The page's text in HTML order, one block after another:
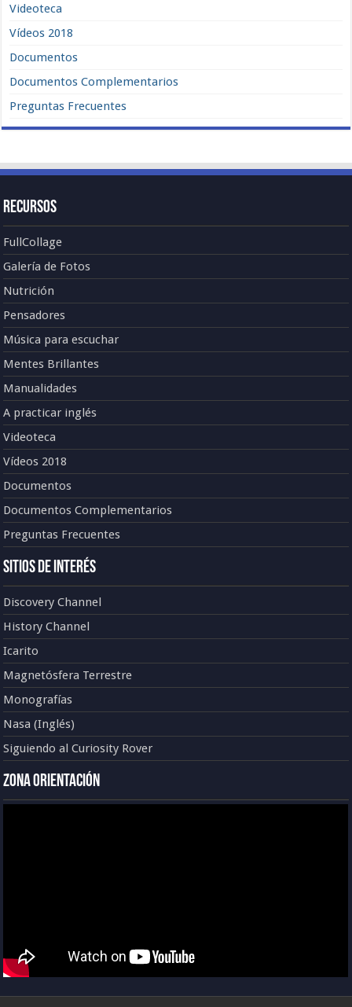
Videoteca
Vídeos 2018
Documentos
Documentos Complementarios
Preguntas Frecuentes
Recursos
FullCollage
Galería de Fotos
Nutrición
Pensadores
Música para escuchar
Mentes Brillantes
Manualidades
A practicar inglés
Videoteca
Vídeos 2018
Documentos
Documentos Complementarios
Preguntas Frecuentes
Sitios de Interés
Discovery Channel
History Channel
Icarito
Magnetósfera Terrestre
Monografías
Nasa (Inglés)
Siguiendo al Curiosity Rover
Zona Orientación